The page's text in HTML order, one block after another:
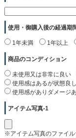
使用・御購入後の経過期
1年未満 1年以上
商品のコンディション
未使用又は非常に良い
使用感はあるが状態良
使用感がありダメージ
アイテム写真-1
※アイテム写真のファイル